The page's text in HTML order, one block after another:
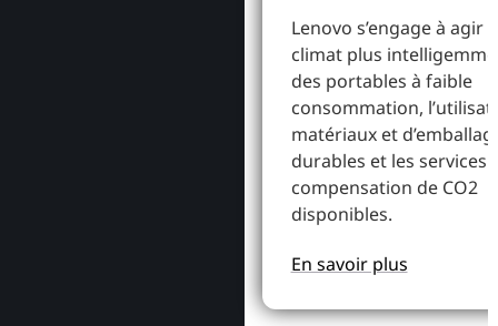
Lenovo s’engage à agir
climat plus
des portables à faible
consommation,
matériaux et
durables et les services
compensation de CO2
disponibles.
En savoir plus